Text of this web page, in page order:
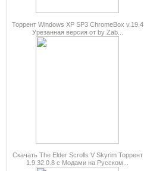
Торрент Windows XP SP3 ChromeBox v.19.4
Урезанная версия от by Zab...
Скачать The Elder Scrolls V Skyrim Торрент
1.9.32.0.8 с Модами на Русском...